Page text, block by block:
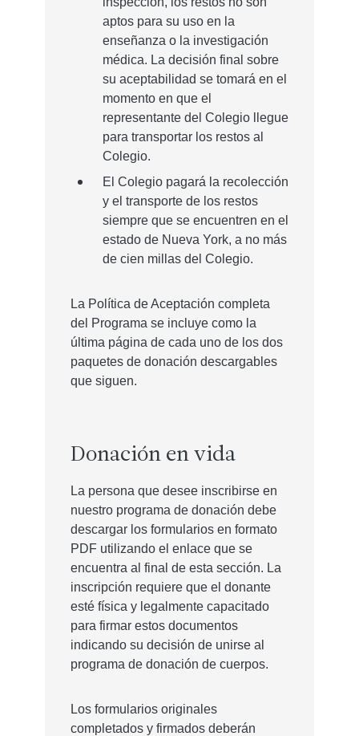
aptos para su uso en la
enseñanza o la investigación
médica. La decisión final sobre
su aceptabilidad se tomará en el
momento en que el
representante del Colegio llegue
para transportar los restos al
Colegio.
El Colegio pagará la recolección
y el transporte de los restos
siempre que se encuentren en el
estado de Nueva York, a no más
de cien millas del Colegio.
La Política de Aceptación completa
del Programa se incluye como la
última página de cada uno de los dos
paquetes de donación descargables
que siguen.
Donación en vida
La persona que desee inscribirse en
nuestro programa de donación debe
descargar los formularios en formato
PDF utilizando el enlace que se
encuentra al final de esta sección. La
inscripción requiere que el donante
esté física y legalmente capacitado
para firmar estos documentos
indicando su decisión de unirse al
programa de donación de cuerpos.
Los formularios originales
completados y firmados deberán